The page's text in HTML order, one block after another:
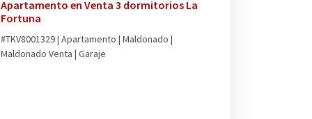
Apartamento en Venta 3 dormitorios La
Fortuna
#TKV8001329 | Apartamento | Maldonado |
Maldonado Venta | Garaje